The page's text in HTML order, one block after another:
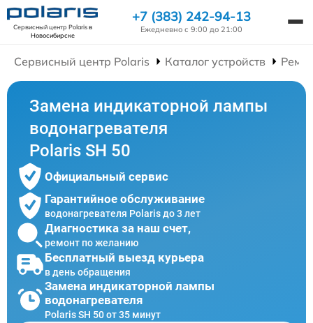
Сервисный центр Polarisв
Новосибирске
+7 (383) 242-94-13
Ежедневно с 9:00 до 21:00
Сервисный центр Polaris Каталог устройств
Замена индикаторной лампы
водонагревателя
Polaris SH 50
Официальный сервис
Гарантийное обслуживание
водонагревателя Polaris до 3 лет
Диагностика за наш счет,
ремонт по желанию
Бесплатный выезд курьера
в день обращения
Замена индикаторной лампы
водонагревателя
Polaris SH 50 от 35 минут